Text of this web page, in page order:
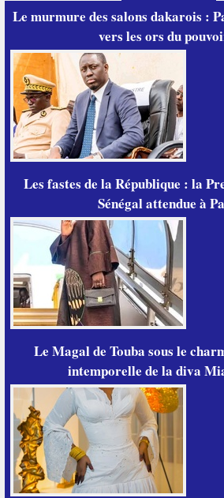
Le murmure des salons dakarois :
vers les ors du
Les fastes de la République : la
Sénégal attendue à
Le Magal de Touba sous le
intemporelle de la diva